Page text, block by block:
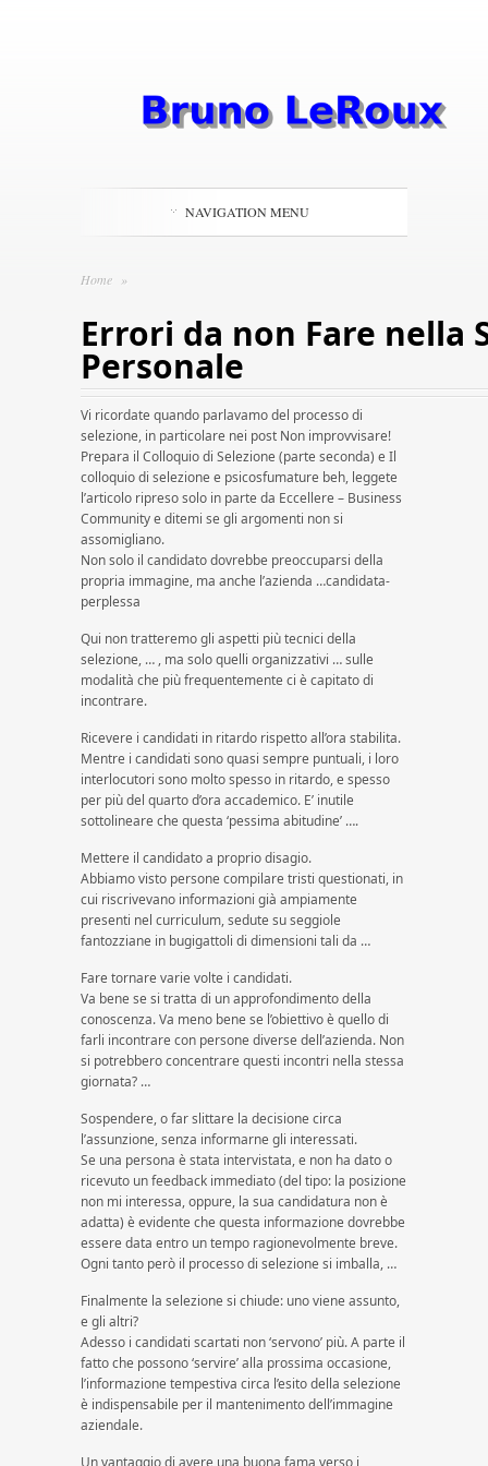
NAVIGATION MENU
Home »
Errori da non Fare nella
Personale
Vi ricordate quando parlavamo del processo di
selezione, in particolare nei post Non improvvisare!
Prepara il Colloquio di Selezione (parte seconda) e Il
colloquio di selezione e psicosfumature beh, leggete
l’articolo ripreso solo in parte da Eccellere – Business
Community e ditemi se gli argomenti non si
assomigliano.
Non solo il candidato dovrebbe preoccuparsi della
propria immagine, ma anche l’azienda …candidata-
perplessa
Qui non tratteremo gli aspetti più tecnici della
selezione, … , ma solo quelli organizzativi … sulle
modalità che più frequentemente ci è capitato di
incontrare.
Ricevere i candidati in ritardo rispetto all’ora stabilita.
Mentre i candidati sono quasi sempre puntuali, i loro
interlocutori sono molto spesso in ritardo, e spesso
per più del quarto d’ora accademico. E’ inutile
sottolineare che questa ‘pessima abitudine’ ….
Mettere il candidato a proprio disagio.
Abbiamo visto persone compilare tristi questionati, in
cui riscrivevano informazioni già ampiamente
presenti nel curriculum, sedute su seggiole
fantozziane in bugigattoli di dimensioni tali da …
Fare tornare varie volte i candidati.
Va bene se si tratta di un approfondimento della
conoscenza. Va meno bene se l’obiettivo è quello di
farli incontrare con persone diverse dell’azienda. Non
si potrebbero concentrare questi incontri nella stessa
giornata? …
Sospendere, o far slittare la decisione circa
l’assunzione, senza informarne gli interessati.
Se una persona è stata intervistata, e non ha dato o
ricevuto un feedback immediato (del tipo: la posizione
non mi interessa, oppure, la sua candidatura non è
adatta) è evidente che questa informazione dovrebbe
essere data entro un tempo ragionevolmente breve.
Ogni tanto però il processo di selezione si imballa, …
Finalmente la selezione si chiude: uno viene assunto,
e gli altri?
Adesso i candidati scartati non ‘servono’ più. A parte il
fatto che possono ‘servire’ alla prossima occasione,
l’informazione tempestiva circa l’esito della selezione
è indispensabile per il mantenimento dell’immagine
aziendale.
Un vantaggio di avere una buona fama verso i